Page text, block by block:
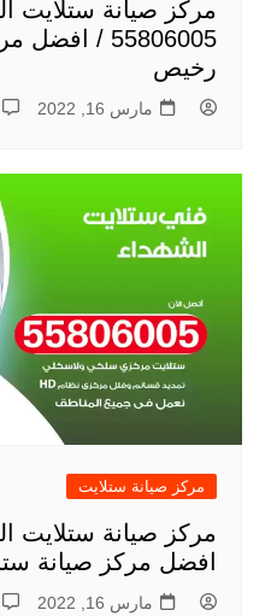
مركز صيانة ستلايت
55806005 /
رخيص
مارس 16, 2022
مركز صيانة ستلايت
افضل مركز صيانة
مارس 16, 2022